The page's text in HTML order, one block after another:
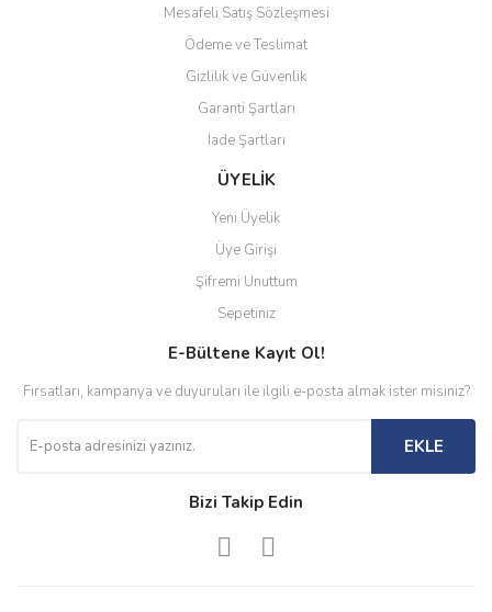
Mesafeli Satış Sözleşmesi
Ödeme ve Teslimat
Gizlilik ve Güvenlik
Garanti Şartları
İade Şartları
ÜYELİK
Yeni Üyelik
Üye Girişi
Şifremi Unuttum
Sepetiniz
E-Bültene Kayıt Ol!
Fırsatları, kampanya ve duyuruları ile ilgili e-posta almak ister misiniz?
EKLE
Bizi Takip Edin